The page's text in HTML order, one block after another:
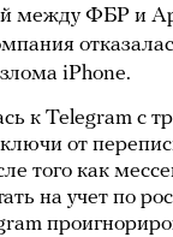
между ФБР и
iPhone.
к Telegram с
от
того как
на учет по